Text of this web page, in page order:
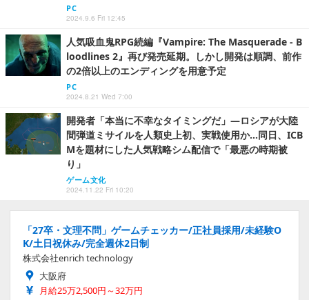
PC
2024.9.6 Fri 12:45
人気吸血鬼RPG続編『Vampire: The Masquerade - B
loodlines 2』再び発売延期。しかし開発は順調、前作
の2倍以上のエンディングを用意予定
PC
2024.8.21 Wed 7:00
開発者「本当に不幸なタイミングだ」―ロシアが大陸
間弾道ミサイルを人類史上初、実戦使用か…同日、ICB
Mを題材にした人気戦略シム配信で「最悪の時期被
り」
ゲーム文化
2024.11.22 Fri 10:20
「27卒・文理不問」ゲームチェッカー/正社員採用/未経験O
K/土日祝休み/完全週休2日制
株式会社enrich technology
大阪府
月給25万2,500円～32万円